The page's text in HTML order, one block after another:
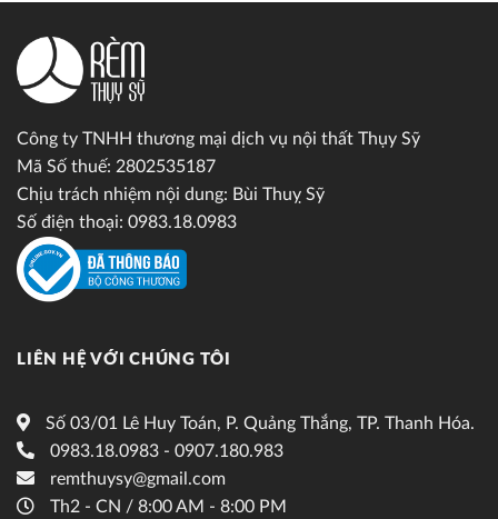
Công ty TNHH thương mại dịch vụ nội thất Thụy Sỹ
Mã Số thuế: 2802535187
Chịu trách nhiệm nội dung: Bùi Thuỵ Sỹ
Số điện thoại: 0983.18.0983
LIÊN HỆ VỚI CHÚNG TÔI
Số 03/01 Lê Huy Toán, P. Quảng Thắng, TP. Thanh Hóa.
0983.18.0983 - 0907.180.983
remthuysy@gmail.com
Th2 - CN / 8:00 AM - 8:00 PM